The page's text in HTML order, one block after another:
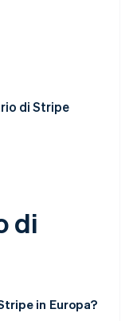
di Stripe
di
in Europa?